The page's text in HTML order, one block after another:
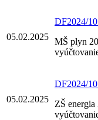
05.02.2025
DF2024/
MŠ plyn
05.02.2025
DF2024/
ZŠ energia